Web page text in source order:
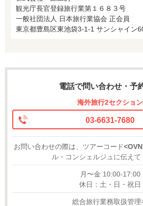
観光庁長官登録旅行業第１６８３号
一般社団法人 日本旅行業協会 正会員
東京都豊島区東池袋3-1-1 サンシャイン
電話で問い合わせ・予
海外旅行2セクション
03-6631-7680
お問い合わせの際は、ツアーコード
ル・コンシェルジュに伝えて
月〜金 10:00-17:00
休日：土・日・祝日
総合旅行業務取扱管理